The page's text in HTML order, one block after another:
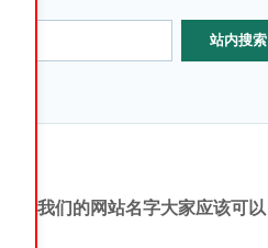
站内搜索
从我们的网站名字大家应该可以